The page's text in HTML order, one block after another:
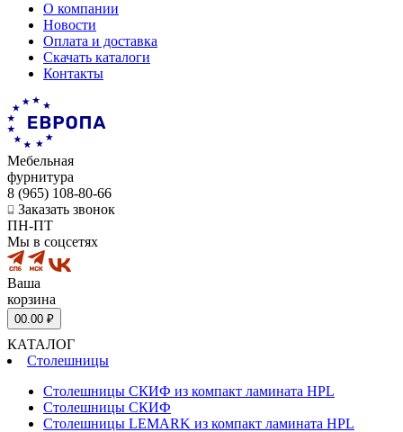
О компании
Новости
Оплата и доставка
Скачать каталоги
Контакты
Мебельная
фурнитура
8 (965) 108-80-66
Заказать звонок
ПН-ПТ
Мы в соцсетях
Ваша
корзина
00.00 ₽
КАТАЛОГ
Столешницы
Столешницы СКИФ из компакт ламината HPL
Столешницы СКИФ
Столешницы LEMARK из компакт ламината HPL